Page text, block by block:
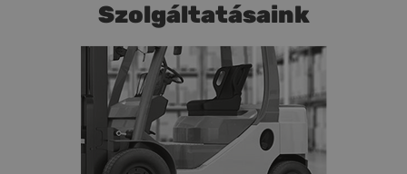
Szolgáltatásaink